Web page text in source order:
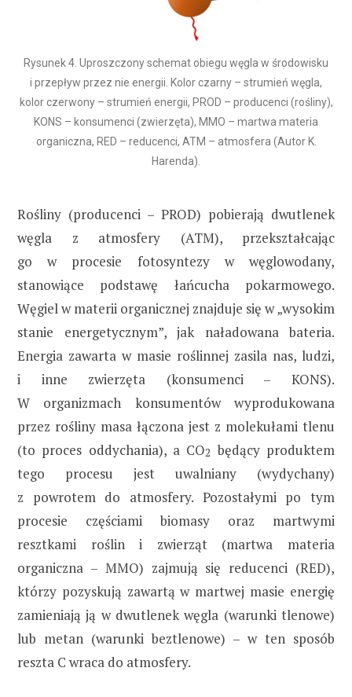
Rysunek 4. Uproszczony schemat obiegu węgla w środowisku
i przepływ przez nie energii. Kolor czarny – strumień węgla,
kolor czerwony – strumień energii, PROD – producenci (rośliny),
KONS – konsumenci (zwierzęta), MMO – martwa materia
organiczna, RED – reducenci, ATM – atmosfera (Autor K.
Harenda).
Rośliny (producenci – PROD) pobierają dwutlenek
węgla z atmosfery (ATM), przekształcając
go w procesie fotosyntezy w węglowodany,
stanowiące podstawę łańcucha pokarmowego.
Węgiel w materii organicznej znajduje się w „wysokim
stanie energetycznym”, jak naładowana bateria.
Energia zawarta w masie roślinnej zasila nas, ludzi,
i inne zwierzęta (konsumenci – KONS).
W organizmach konsumentów wyprodukowana
przez rośliny masa łączona jest z molekułami tlenu
(to proces oddychania), a CO2 będący produktem
tego procesu jest uwalniany (wydychany)
z powrotem do atmosfery. Pozostałymi po tym
procesie częściami biomasy oraz martwymi
resztkami roślin i zwierząt (martwa materia
organiczna – MMO) zajmują się reducenci (RED),
którzy pozyskują zawartą w martwej masie energię
zamieniają ją w dwutlenek węgla (warunki tlenowe)
lub metan (warunki beztlenowe) – w ten sposób
reszta C wraca do atmosfery.